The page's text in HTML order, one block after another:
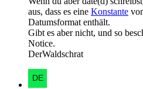
aus, dass es eine Konstante
Datumsformat enthält.
Gibt es aber nicht, und so
Notice.
DerWaldschrat